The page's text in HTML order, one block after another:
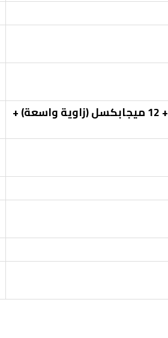
50 ميجابكسل (رئيسية) + 12 ميجابكسل (زاوية واسعة) +